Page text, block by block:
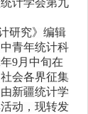
计研究》编辑
青年统计科
年9月中旬在
会各界征集
新疆统计学
动，现转发